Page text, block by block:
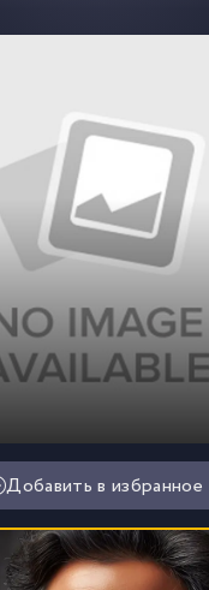
Добавить в избранное